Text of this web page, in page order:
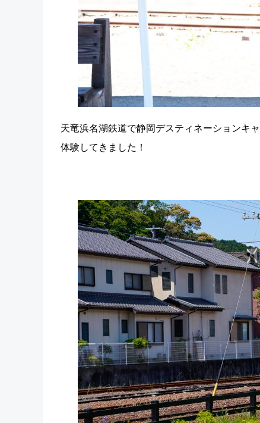
天竜浜名湖鉄道で静岡デスティネーションキ
体験してきました！